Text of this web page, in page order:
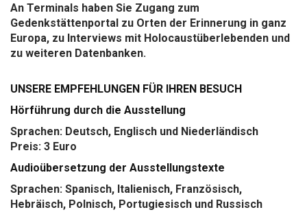
An Terminals haben Sie Zugang zum
Gedenkstättenportal zu Orten der Erinnerung in ganz
Europa, zu Interviews mit Holocaustüberlebenden und
zu weiteren Datenbanken.
UNSERE EMPFEHLUNGEN FÜR IHREN BESUCH
Hörführung durch die Ausstellung
Sprachen: Deutsch, Englisch und Niederländisch
Preis: 3 Euro
Audioübersetzung der Ausstellungstexte
Sprachen: Spanisch, Italienisch, Französisch,
Hebräisch, Polnisch, Portugiesisch und Russisch